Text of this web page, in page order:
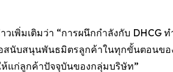
เพิ่มเติมว่า “การผนึกกำลังกับ
สนับสนุนพันธมิตรลูกค้าในทุกขั้นตอนข
แก่ลูกค้าปัจจุบันของกลุ่มบริษัท”